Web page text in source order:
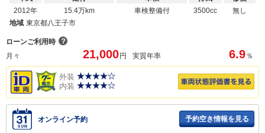
2012年
15.4万km
車検整備付
3500cc
無し
地域 東京都八王子市
ローンご利用時 ？
月々
21,000 円 実質年率 6.9 ％
外装
内装
オンライン予約 予約空き情報を見る